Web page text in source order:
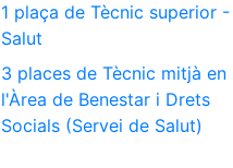
1 plaça de Tècnic superior -
Salut
3 places de Tècnic mitjà en
l'Àrea de Benestar i Drets
Socials (Servei de Salut)